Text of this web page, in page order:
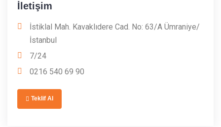
İletişim
İstiklal Mah. Kavaklıdere Cad. No: 63/A Ümraniye/
İstanbul
7/24
0216 540 69 90
Teklif Al